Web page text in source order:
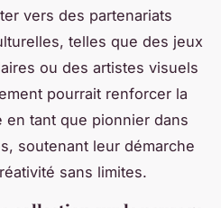
vers des partenariats
telles que des jeux
ou des artistes visuels
pourrait renforcer la
en tant que pionnier dans
soutenant leur démarche
sans limites.